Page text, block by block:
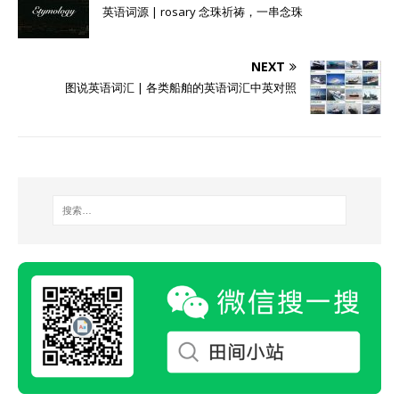
英语词源 | rosary 念珠祈祷，一串念珠
NEXT
图说英语词汇 | 各类船舶的英语词汇中英对照